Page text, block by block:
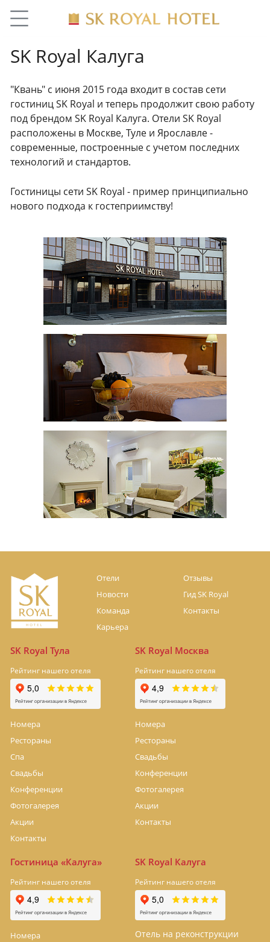
SK Royal Калуга
"Квань" с июня 2015 года входит в состав сети
гостиниц SK Royal и теперь продолжит свою работу
под брендом SK Royal Калуга. Отели SK Royal
расположены в Москве, Туле и Ярославле -
современные, построенные с учетом последних
технологий и стандартов.
Гостиницы сети SK Royal - пример принципиально
нового подхода к гостеприимству!
Отели
Новости
Команда
Карьера
Отзывы
Гид SK Royal
Контакты
SK Royal Тула
Рейтинг нашего отеля
Номера
Рестораны
Спа
Свадьбы
Конференции
Фотогалерея
Акции
Контакты
SK Royal Москва
Рейтинг нашего отеля
Номера
Рестораны
Свадьбы
Конференции
Фотогалерея
Акции
Контакты
Гостиница «Калуга»
Рейтинг нашего отеля
Номера
SK Royal Калуга
Рейтинг нашего отеля
Отель на реконструкции